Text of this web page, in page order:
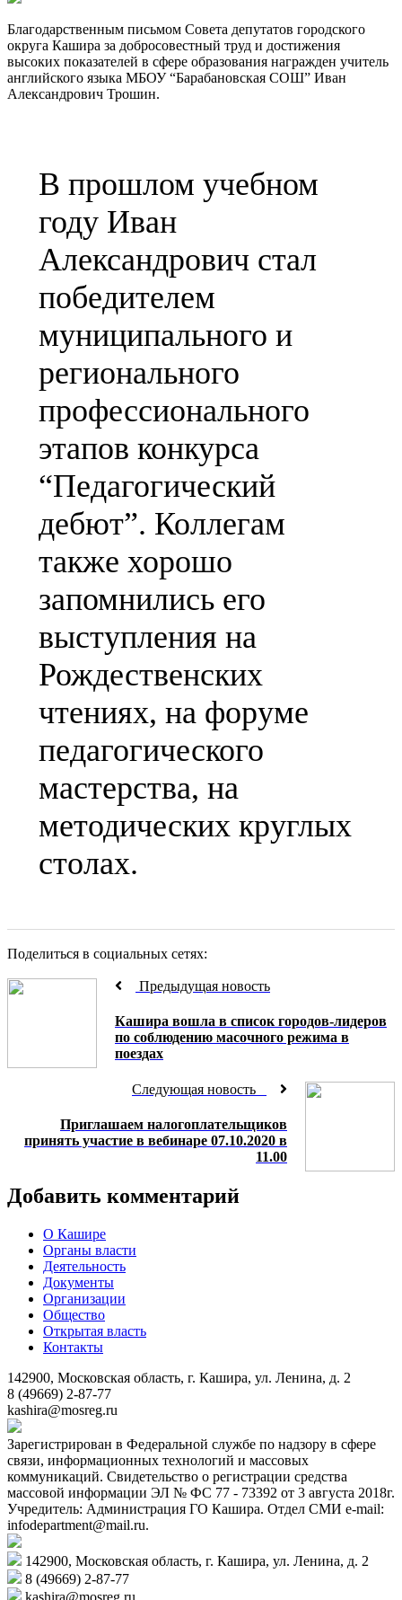
Благодарственным письмом Совета депутатов городского
округа Кашира за добросовестный труд и достижения
высоких показателей в сфере образования награжден учитель
английского языка МБОУ “Барабановская СОШ” Иван
Александрович Трошин.
В прошлом учебном
году Иван
Александрович стал
победителем
муниципального и
регионального
профессионального
этапов конкурса
“Педагогический
дебют”. Коллегам
также хорошо
запомнились его
выступления на
Рождественских
чтениях, на форуме
педагогического
мастерства, на
методических круглых
столах.
Поделиться в социальных сетях:
Предыдущая новость
Кашира вошла в список городов-лидеров
по соблюдению масочного режима в
поездах
Следующая новость
Приглашаем налогоплательщиков
принять участие в вебинаре 07.10.2020 в
11.00
Добавить комментарий
О Кашире
Органы власти
Деятельность
Документы
Организации
Общество
Открытая власть
Контакты
142900, Московская область, г. Кашира, ул. Ленина, д. 2
8 (49669) 2-87-77
kashira@mosreg.ru
Зарегистрирован в Федеральной службе по надзору в сфере
связи, информационных технологий и массовых
коммуникаций. Свидетельство о регистрации средства
массовой информации ЭЛ № ФС 77 - 73392 от 3 августа 2018г.
Учредитель: Администрация ГО Кашира. Отдел СМИ e-mail:
infodepartment@mail.ru.
142900, Московская область, г. Кашира, ул. Ленина, д. 2
8 (49669) 2-87-77
kashira@mosreg.ru